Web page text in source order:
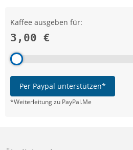
Kaffee ausgeben für:
3,00 €
Per Paypal unterstützen*
*Weiterleitung zu PayPal.Me